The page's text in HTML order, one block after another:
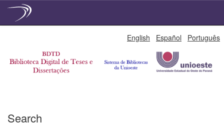
English Español Português
Search